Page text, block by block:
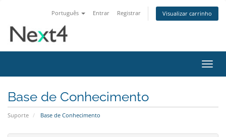
Português Entrar Registrar Visualizar carrinho
Base de Conhecimento
Suporte Base de Conhecimento